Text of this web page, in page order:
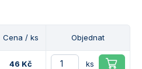
Cena / ks Objednat
46 Kč ks